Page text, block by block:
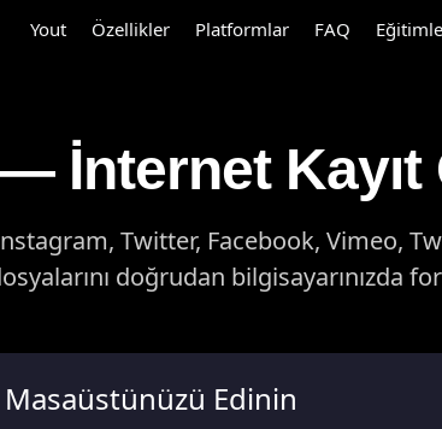
Yout Özellikler Platformlar FAQ
İnternet Kayıt
Twitter, Facebook, Vimeo,
doğrudan bilgisayarınızda
Masaüstünüzü Edinin